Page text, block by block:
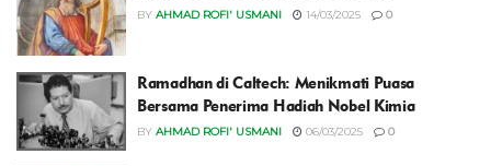
BY AHMAD ROFI' USMANI 14/03/2025 0
Ramadhan di Caltech: Menikmati Puasa
Bersama Penerima Hadiah Nobel Kimia
BY AHMAD ROFI' USMANI 06/03/2025 0